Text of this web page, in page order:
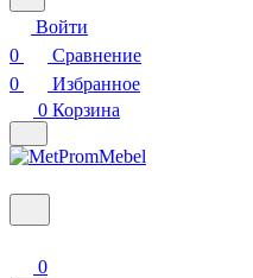
Войти
0
Сравнение
0
Избранное
0 Корзина
0